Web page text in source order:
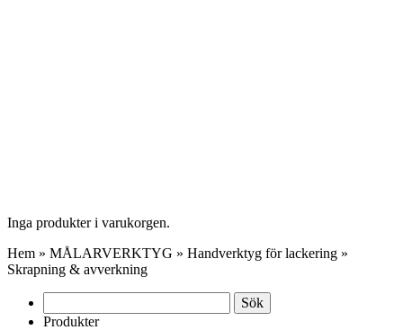
Inga produkter i varukorgen.
Hem » MÅLARVERKTYG » Handverktyg för lackering »
Skrapning & avverkning
efter:
Produkter